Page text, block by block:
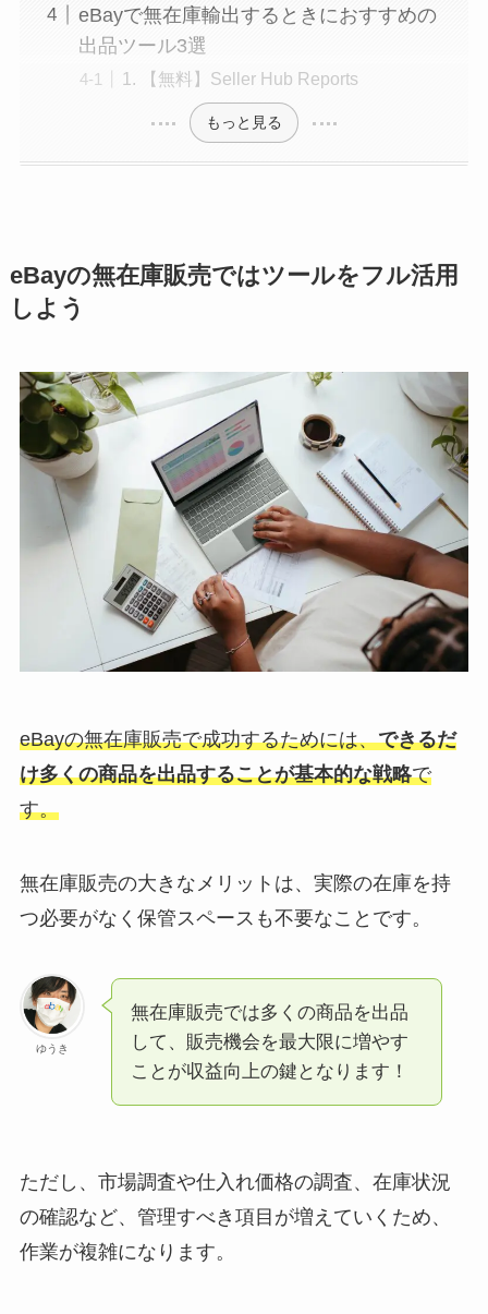
eBayで無在庫輸出するときにおすすめの
出品ツール3選
1. 【無料】Seller Hub Reports
もっと見る
eBayの無在庫販売ではツールをフル活用
しよう
eBayの無在庫販売で成功するためには、できるだ
け多くの商品を出品することが基本的な戦略で
す。
無在庫販売の大きなメリットは、実際の在庫を持
つ必要がなく保管スペースも不要なことです。
ゆうき
無在庫販売では多くの商品を出品
して、販売機会を最大限に増やす
ことが収益向上の鍵となります！
ただし、市場調査や仕入れ価格の調査、在庫状況
の確認など、管理すべき項目が増えていくため、
作業が複雑になります。